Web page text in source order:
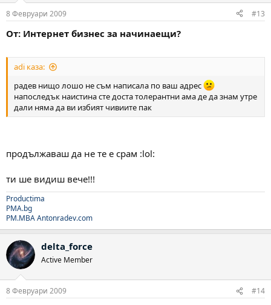
8 Февруари 2009 #13
От: Интернет бизнес за начинаещи?
adi каза:
радев нищо лошо не съм написала по ваш адрес
напоследък наистина сте доста толерантни ама де да знам утре
дали няма да ви избият чивиите пак
продължаваш да не те е срам :lol:
ти ше видиш вече!!!
Productima
PMA.bg
PM.MBAAntonradev.com
delta_force
Active Member
8 Февруари 2009 #14